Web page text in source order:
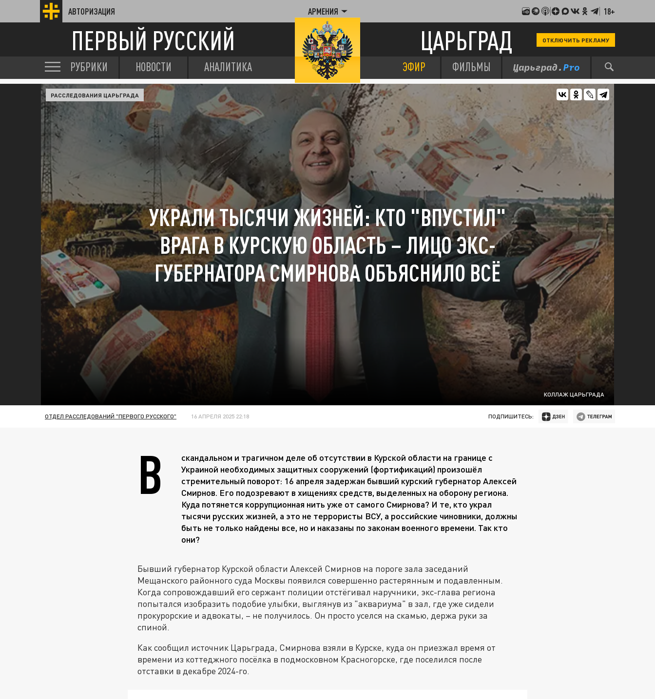
АВТОРИЗАЦИЯ АРМЕНИЯ 18+
ПЕРВЫЙ РУССКИЙ ЦАРЬГРАД ОТКЛЮЧИТЬ РЕКЛАМУ
РУБРИКИ НОВОСТИ АНАЛИТИКА ЭФИР ФИЛЬМЫ
КОЛЛАЖ ЦАРЬГРАДА
РАССЛЕДОВАНИЯ ЦАРЬГРАДА
УКРАЛИ ТЫСЯЧИ ЖИЗНЕЙ: КТО "ВПУСТИЛ"
ВРАГА В КУРСКУЮ ОБЛАСТЬ – ЛИЦО ЭКС-
ГУБЕРНАТОРА СМИРНОВА ОБЪЯСНИЛО ВСЁ
ОТДЕЛ РАССЛЕДОВАНИЙ "ПЕРВОГО РУССКОГО" 16 АПРЕЛЯ 2025 22:18 ПОДПИШИТЕСЬ:
В
скандальном и трагичном деле об отсутствии в Курской области на границе с
Украиной необходимых защитных сооружений (фортификаций) произошёл
стремительный поворот: 16 апреля задержан бывший курский губернатор Алексей
Смирнов. Его подозревают в хищениях средств, выделенных на оборону региона.
Куда потянется коррупционная нить уже от самого Смирнова? И те, кто украл
тысячи русских жизней, а это не террористы ВСУ, а российские чиновники, должны
быть не только найдены все, но и наказаны по законам военного времени. Так кто
они?
Бывший губернатор Курской области Алексей Смирнов на пороге зала заседаний
Мещанского районного суда Москвы появился совершенно растерянным и подавленным.
Когда сопровождавший его сержант полиции отстёгивал наручники, экс-глава региона
попытался изобразить подобие улыбки, выглянув из "аквариума" в зал, где уже сидели
прокурорские и адвокаты, – не получилось. Он просто уселся на скамью, держа руки за
спиной.
Как сообщил источник Царьграда, Смирнова взяли в Курске, куда он приезжал время от
времени из коттеджного посёлка в подмосковном Красногорске, где поселился после
отставки в декабре 2024-го.